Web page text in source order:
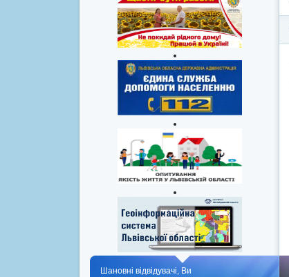
Шановні відвідувачі, Ви